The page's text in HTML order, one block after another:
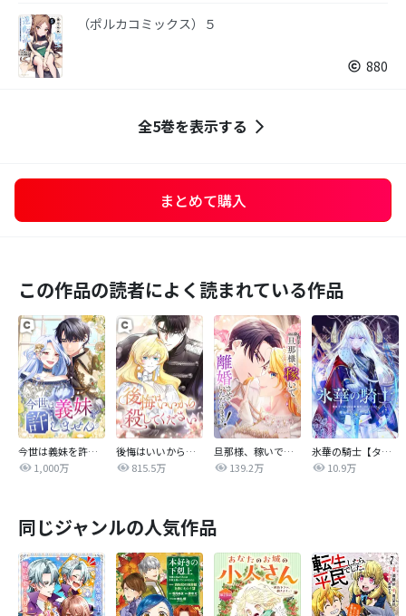
（ポルカコミックス）５
880
全5巻を表示する
まとめて購入
この作品の読者によく読まれている作品
今世は義妹を許しません
1,000万
後悔はいいから殺してください
815.5万
旦那様、稼いで離婚させていただきます！
139.2万
氷華の騎士【タテヨミ】
10.9万
同じジャンルの人気作品